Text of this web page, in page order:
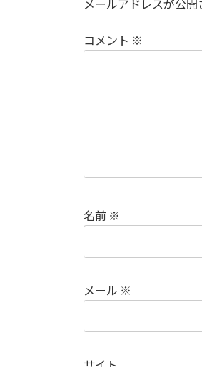
メールアドレスが公開
コメント ※
名前 ※
メール ※